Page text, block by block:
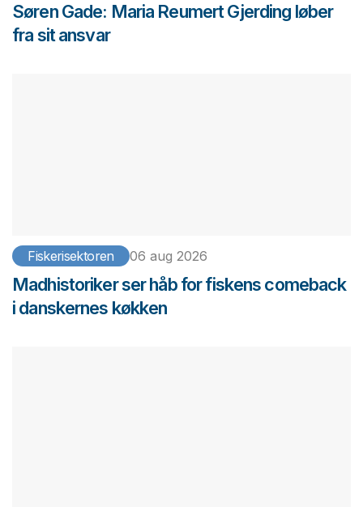
Søren Gade: Maria Reumert Gjerding løber
fra sit ansvar
Fiskerisektoren 06 aug 2026
Madhistoriker ser håb for fiskens comeback
i danskernes køkken